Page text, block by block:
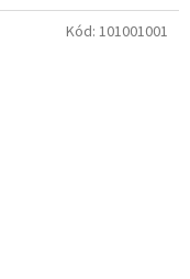
Kód: 101001001